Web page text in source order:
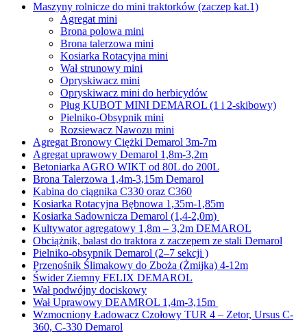
Maszyny rolnicze do mini traktorków (zaczep kat.1)
Agregat mini
Brona polowa mini
Brona talerzowa mini
Kosiarka Rotacyjna mini
Wał strunowy mini
Opryskiwacz mini
Opryskiwacz mini do herbicydów
Pług KUBOT MINI DEMAROL (1 i 2-skibowy)
Pielniko-Obsypnik mini
Rozsiewacz Nawozu mini
Agregat Bronowy Ciężki Demarol 3m-7m
Agregat uprawowy Demarol 1,8m-3,2m
Betoniarka AGRO WIKT od 80L do 200L
Brona Talerzowa 1,4m-3,15m Demarol
Kabina do ciągnika C330 oraz C360
Kosiarka Rotacyjna Bębnowa 1,35m-1,85m
Kosiarka Sadownicza Demarol (1,4-2,0m)
Kultywator agregatowy 1,8m – 3,2m DEMAROL
Obciążnik, balast do traktora z zaczepem ze stali Demarol
Pielniko-obsypnik Demarol (2–7 sekcji )
Przenośnik Ślimakowy do Zboża (Żmijka) 4-12m
Świder Ziemny FELIX DEMAROL
Wał podwójny dociskowy
Wał Uprawowy DEAMROL 1,4m-3,15m
Wzmocniony Ładowacz Czołowy TUR 4 – Zetor, Ursus C-
360, C-330 Demarol